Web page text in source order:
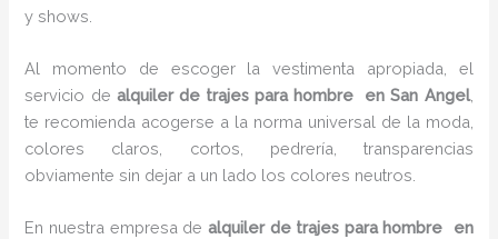
y shows.
Al momento de escoger la vestimenta apropiada, el
servicio de alquiler de trajes para hombre en San Angel,
te recomienda acogerse a la norma universal de la moda,
colores claros, cortos, pedrería, transparencias
obviamente sin dejar a un lado los colores neutros.
En nuestra empresa de alquiler de trajes para hombre en